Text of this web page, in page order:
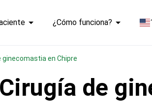
¿Cómo funciona?
ginecomastia en Chipre
de